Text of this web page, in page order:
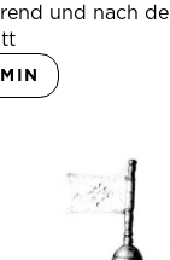
und nach